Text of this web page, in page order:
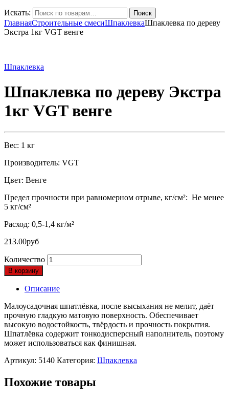
Искать: Поиск
ГлавнаяСтроительные смесиШпаклевкаШпаклевка по дереву
Экстра 1кг VGT венге
Шпаклевка
Шпаклевка по дереву Экстра
1кг VGT венге
Вес: 1 кг
Производитель: VGT
Цвет: Венге
Предел прочности при равномерном отрыве, кг/см²: Не менее
5 кг/см²
Расход: 0,5-1,4 кг/м²
213.00руб
Количество
В корзину
Описание
Малоусадочная шпатлёвка, после высыхания не мелит, даёт
прочную гладкую матовую поверхность. Обеспечивает
высокую водостойкость, твёрдость и прочность покрытия.
Шпатлёвка содержит тонкодисперсный наполнитель, поэтому
может использоваться как финишная.
Артикул: 5140 Категория: Шпаклевка
Похожие товары